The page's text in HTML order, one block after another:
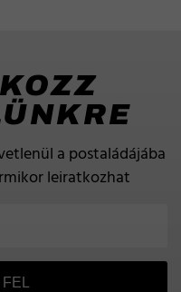
a postaládájába
leiratkozhat